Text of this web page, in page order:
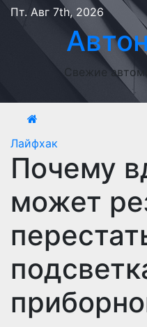
Перейти
содержимому
Пт. Авг 7th, 2026
Свежие
Лайфхак
Почему
может